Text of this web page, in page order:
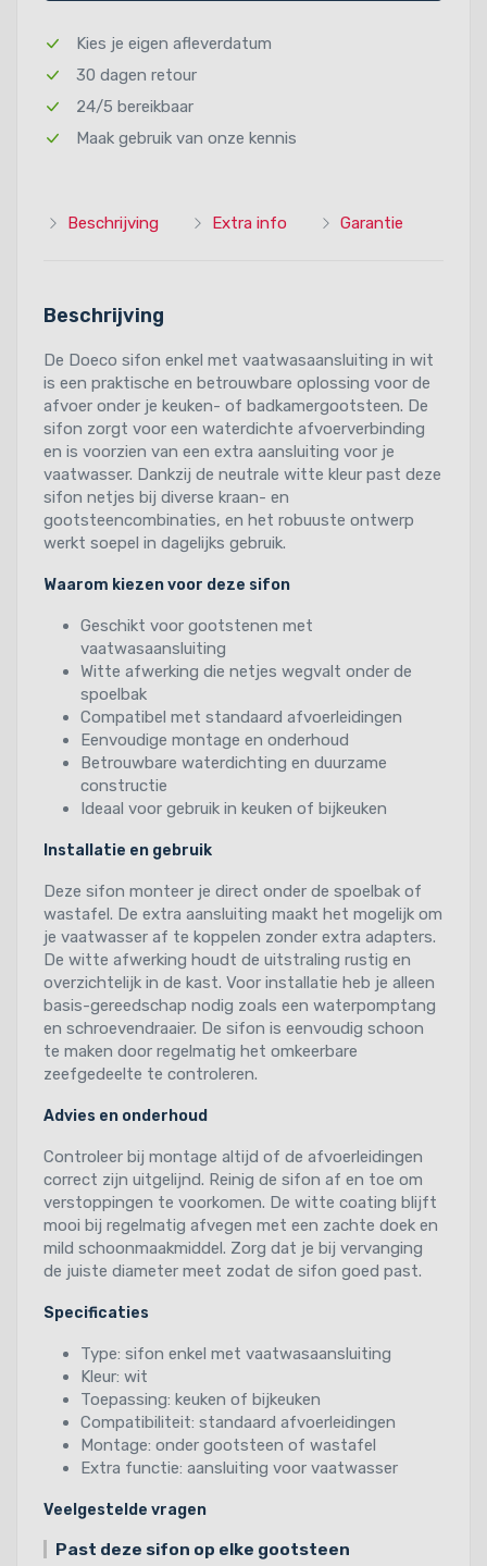
Kies je eigen afleverdatum
30 dagen retour
24/5 bereikbaar
Maak gebruik van onze kennis
Beschrijving Extra info Garantie
Beschrijving
De Doeco sifon enkel met vaatwasaansluiting in wit
is een praktische en betrouwbare oplossing voor de
afvoer onder je keuken- of badkamergootsteen. De
sifon zorgt voor een waterdichte afvoerverbinding
en is voorzien van een extra aansluiting voor je
vaatwasser. Dankzij de neutrale witte kleur past deze
sifon netjes bij diverse kraan- en
gootsteencombinaties, en het robuuste ontwerp
werkt soepel in dagelijks gebruik.
Waarom kiezen voor deze sifon
Geschikt voor gootstenen met
vaatwasaansluiting
Witte afwerking die netjes wegvalt onder de
spoelbak
Compatibel met standaard afvoerleidingen
Eenvoudige montage en onderhoud
Betrouwbare waterdichting en duurzame
constructie
Ideaal voor gebruik in keuken of bijkeuken
Installatie en gebruik
Deze sifon monteer je direct onder de spoelbak of
wastafel. De extra aansluiting maakt het mogelijk om
je vaatwasser af te koppelen zonder extra adapters.
De witte afwerking houdt de uitstraling rustig en
overzichtelijk in de kast. Voor installatie heb je alleen
basis-gereedschap nodig zoals een waterpomptang
en schroevendraaier. De sifon is eenvoudig schoon
te maken door regelmatig het omkeerbare
zeefgedeelte te controleren.
Advies en onderhoud
Controleer bij montage altijd of de afvoerleidingen
correct zijn uitgelijnd. Reinig de sifon af en toe om
verstoppingen te voorkomen. De witte coating blijft
mooi bij regelmatig afvegen met een zachte doek en
mild schoonmaakmiddel. Zorg dat je bij vervanging
de juiste diameter meet zodat de sifon goed past.
Specificaties
Type: sifon enkel met vaatwasaansluiting
Kleur: wit
Toepassing: keuken of bijkeuken
Compatibiliteit: standaard afvoerleidingen
Montage: onder gootsteen of wastafel
Extra functie: aansluiting voor vaatwasser
Veelgestelde vragen
Past deze sifon op elke gootsteen